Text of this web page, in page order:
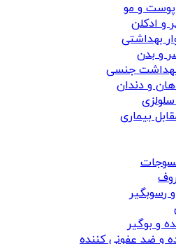
پوست و مو
و ادکلن
بهداشتی
و بدن
جنسی
و دندان
بیماری
رسوبگیر
و بوگیر
و ضد عفونی کننده